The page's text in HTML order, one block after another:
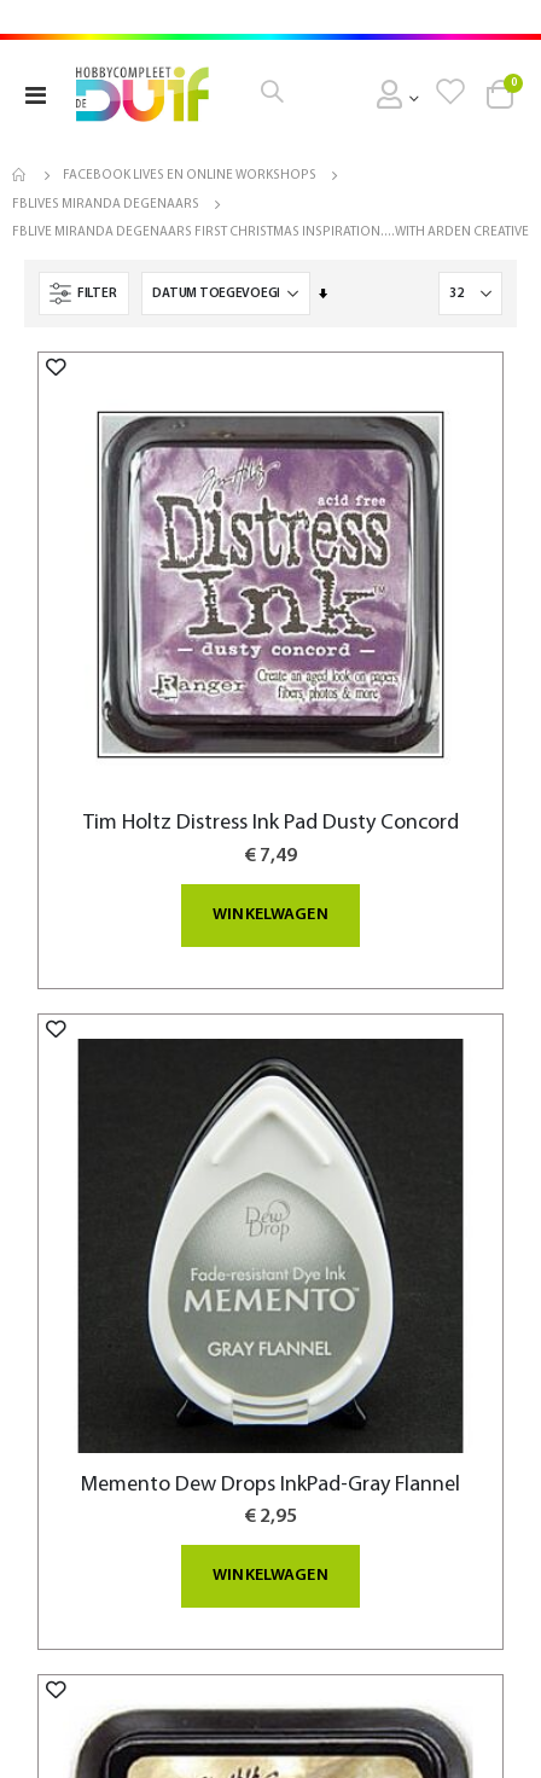
Toggle
Cart
0
FACEBOOK LIVES EN ONLINE WORKSHOPS
FBLIVES MIRANDA DEGENAARS
FBLIVE MIRANDA DEGENAARS FIRST CHRISTMAS INSPIRATION....WITH ARDEN CREATIVE
FILTER
Van
Tim Holtz Distress Ink Pad Dusty Concord
€ 7,49
WINKELWAGEN
Memento Dew Drops InkPad-Gray Flannel
€ 2,95
WINKELWAGEN